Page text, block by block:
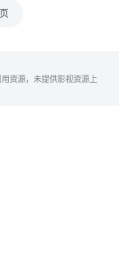
资源，未提供影视资源上